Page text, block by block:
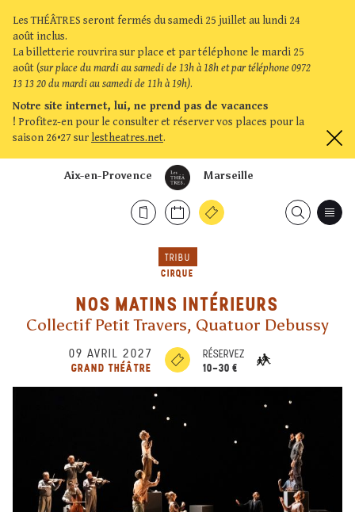
Les THÉÂTRES seront fermés du samedi 25 juillet au lundi 24
août inclus.
La billetterie rouvrira sur place et par téléphone le mardi 25
août (sur place du mardi au samedi de 13h à 18h et par téléphone 0972
13 13 20 du mardi au samedi de 11h à 19h).
Notre site internet, lui, ne prend pas de vacances
! Profitez-en pour le consulter et réserver vos places pour la
saison 26•27 sur lestheatres.net.
Marseille
Aix-en-Provence
TRIBU
CIRQUE
NOS MATINS INTÉRIEURS
Collectif Petit Travers, Quatuor Debussy
09 AVRIL 2027
GRAND THÉÂTRE
RÉSERVEZ
10-30 €